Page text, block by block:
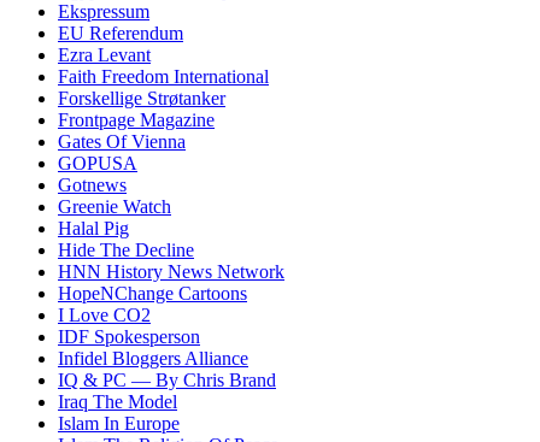
Ekspressum
EU Referendum
Ezra Levant
Faith Freedom International
Forskellige Strøtanker
Frontpage Magazine
Gates Of Vienna
GOPUSA
Gotnews
Greenie Watch
Halal Pig
Hide The Decline
HNN History News Network
HopeNChange Cartoons
I Love CO2
IDF Spokesperson
Infidel Bloggers Alliance
IQ & PC — By Chris Brand
Iraq The Model
Islam In Europe